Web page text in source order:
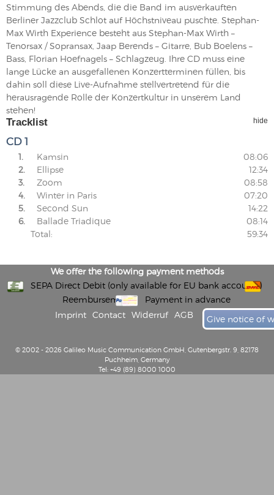
Stimmung des Abends, die die Band im ausverkauften
Berliner Jazzclub Schlot auf Höchstniveau puschte. Stephan-
Max Wirth Experience besteht aus Stephan-Max Wirth –
Tenorsax / Sopransax, Jaap Berends – Gitarre, Bub Boelens –
Bass, Florian Hoefnagels – Schlagzeug. Ihre CD muss eine
lange Lücke an ausgefallenen Konzertterminen füllen, bis
dahin soll diese Live-Aufnahme stellvertretend für die
herausragende Rolle der Konzertkultur in unserem Land
stehen!
Tracklist hide
CD 1
1. Kamsin
08:06
2.
Ellipse
12:34
3.
Zoom
08:58
4.
Winter in Paris
07:20
5.
Second Sun
14:22
6.
Ballade Triadique
08:14
Total:
59:34
We offer the following payment methods
SEPA Direct Debit (only available for EU bank accounts)
Reembursement
Payment in advance
Imprint
Contact Widerruf AGB Give notice of
© 2002 - 2026 Galileo Music Communication GmbH, Gutenbergstr. 9, 82178
Puchheim, Germany
Tel: +49 (89) 8000 1000